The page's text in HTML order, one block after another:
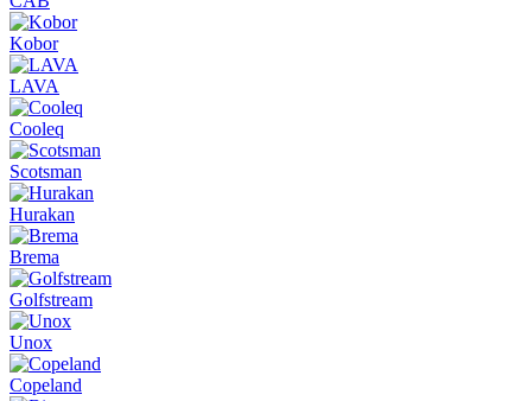
Kobor
LAVA
Cooleq
Scotsman
Hurakan
Brema
Golfstream
Unox
Copeland